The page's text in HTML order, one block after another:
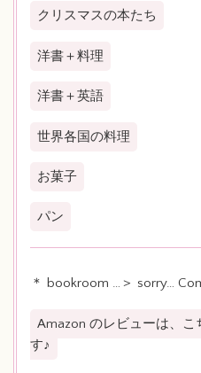
クリスマスの本たち
洋書＋料理
洋書＋英語
世界各国の料理
お菓子
パン
＊ bookroom …＞ sorry…
Amazon のレビューは、こ
す♪